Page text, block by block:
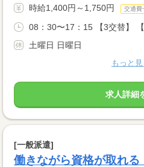
時給1,400円～1,750円 交通費
08：30〜17：15 【3交替】
土曜日 日曜日
もっと見
求人詳細
[一般派遣]
働きながら資格が取れ